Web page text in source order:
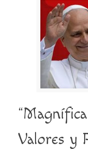
Valores y